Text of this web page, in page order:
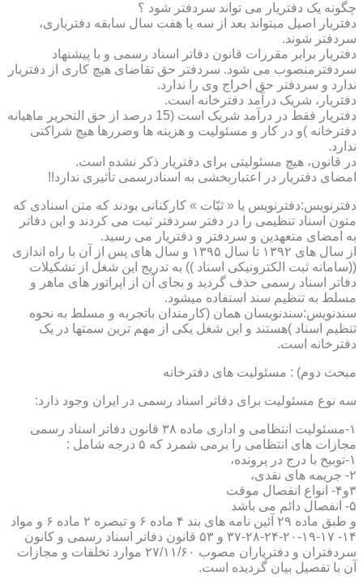
چگونه یک دفتریار می تواند سردفتر شود ؟
دفتریار اصیل میتواند بعد از سه یا هفت سال سابقه دفتریاری،
سردفتر شوند.
دفتریار برابر مقررات قانون دفاتر اسناد رسمی و با پیشنهاد
سردفترمنصوب می شود. سردفتر حق تقاضای هیچ کاری از دفتریار
ندارد و سردفتر حق اخراج وی را ندارد.
دفتریار، شریک درآمد دفترخانه است.
دفتریار فقط در درآمد شریک است (15 درصد از حق التحریر ماهیانه
دفترخانه )و در کار و مسئولیت و هزینه ها وضررها هیچ شراکتی
ندارد.
در قانون، هیچ مسئولیتی برای دفتریار ذکر نشده است.
امضای دفتریار در اعتباربخشی به اسنادرسمی تأثیری ندارد!!
دفترنویس:دفترنویس یا « ثبّات » کارکنانی بودند که متن اسنادی که
متون اسناد تنظیمی را در دفتر سردفتر ثبت می کردند و این دفاتر
به امضای متعهدین و سردفتر و دفتریار می رسید.
از سال های ۱۳۹۲ تا سال ۱۳۹۵ و سال های پس از آن با راه اندازی
((سامانه ثبت الکترونیکی اسناد )) به تدریج این شغل از تشکیلات
دفاتر اسناد رسمی حذف گردید و بجای آن از اپراتور های ماهر و
مسلط به تنظیم سند استفاده میشود.
سندنویس:سندنویسان همان (کارمندان باتجربه و مسلط به نحوه
تنظیم اسناد )هستند و این شغل یکی از مهم ترین سمتها در یک
دفترخانه است.
مبحث دوم) : مسئولیت های دفترخانه
سه نوع مسئولیت برای دفاتر اسناد رسمی در ایران وجود دارد:
۱-مسئولیت انتظامی و اداری ماده ۳۸ قانون دفاتر اسناد رسمی
مجازات های انتظامی را برمی شمرد که ۵ درجه شامل :
۱-توبیخ با درج در پرونده،
۲- جریمه های نقدی،
۳و۴- انواع انفصال موقت
۵- انفصال دائم می باشد
و طبق ماده ۲۹ آئین نامه های بند ۴ ماده ۶ و تبصره ۲ ماده ۶ و مواد
۱۴- ۱۷-۱۹-۲۰-۲۴-۲۸-۳۷ و ۵۳ قانون دفاتر اسناد رسمی و کانون
سردفتران و دفتریاران مصوب ۲۷/۱۱/۶۰ موارد تخلفات و مجازات
آن با تفصیل بیان گردیده است.